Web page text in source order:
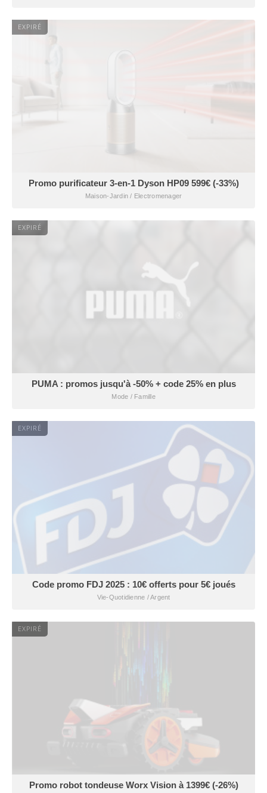
EXPIRÉ
Promo purificateur 3-en-1 Dyson HP09 599€ (-33%)
Maison-Jardin / Electromenager
EXPIRÉ
PUMA : promos jusqu'à -50% + code 25% en plus
Mode / Famille
EXPIRÉ
Code promo FDJ 2025 : 10€ offerts pour 5€ joués
Vie-Quotidienne / Argent
EXPIRÉ
Promo robot tondeuse Worx Vision à 1399€ (-26%)